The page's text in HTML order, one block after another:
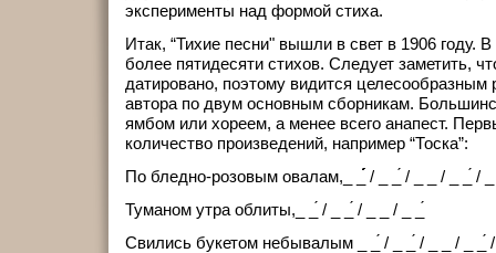
эксперименты над формой стиха.
Итак, “Тихие песни" вышли в свет в 1906 году.
более пятидесяти стихов. Следует заметить,
датировано, поэтому видится целесообразным
автора по двум основным сборникам.
ямбом или хореем, а менее всего анапест.
количество произведений, например “Тоска”:
По бледно-розовым овалам,_ _́́́́́́́́́́́́́́́́́ / _ _́ / _ _ / _ _́ / _
Туманом утра облиты,_ _́ / _ _́ / _ _ / _ _́
Свились букетом небывалым _ _́ / _ _́ / _ _ / _ _́